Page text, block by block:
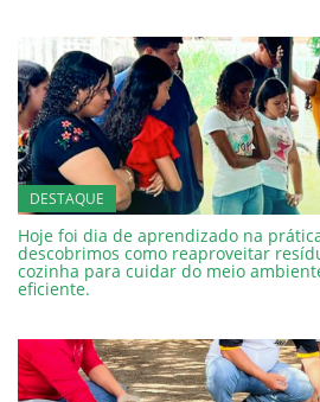
DESTAQUE
Hoje foi dia de aprendizado na
descobrimos como reaproveitar
cozinha para cuidar do meio
eficiente.